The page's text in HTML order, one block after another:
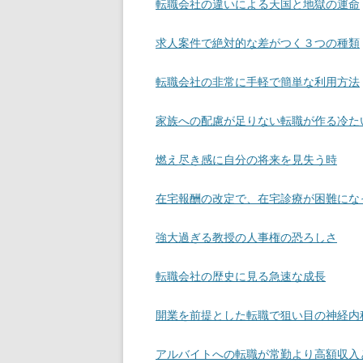
転職会社の違いによる天国と地獄の運命
求人案件で絶対的な差がつく３つの種類
転職会社の非常に手軽で簡単な利用方法
家族への配慮が足りない転職が作る冷た
燃え尽き感に自分の将来を見失う時
在宅報酬の改定で、在宅診療が困難にな
強大過ぎる教授の人事権の恐ろしさ
転職会社の歴史に見る急速な成長
開業を前提とした転職で狙い目の神経内
アルバイトへの転職が常勤より高額収